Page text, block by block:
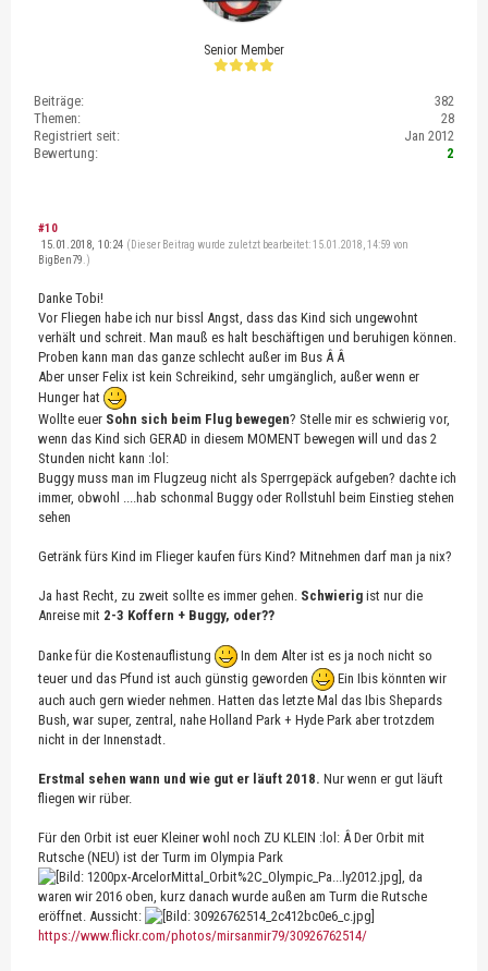
Senior Member
Beiträge:
382
Themen:
28
Registriert seit:
Jan 2012
Bewertung:
2
#10
15.01.2018, 10:24 (Dieser Beitrag wurde zuletzt bearbeitet: 15.01.2018, 14:59 von
BigBen79 .)
Danke Tobi!
Vor Fliegen habe ich nur bissl Angst, dass das Kind sich ungewohnt
verhält und schreit. Man mauß es halt beschäftigen und beruhigen können.
Proben kann man das ganze schlecht außer im Bus Â Â
Aber unser Felix ist kein Schreikind, sehr umgänglich, außer wenn er
Hunger hat
Wollte euer Sohn sich beim Flug bewegen? Stelle mir es schwierig vor,
wenn das Kind sich GERAD in diesem MOMENT bewegen will und das 2
Stunden nicht kann :lol:
Buggy muss man im Flugzeug nicht als Sperrgepäck aufgeben? dachte ich
immer, obwohl ....hab schonmal Buggy oder Rollstuhl beim Einstieg stehen
sehen
Getränk fürs Kind im Flieger kaufen fürs Kind? Mitnehmen darf man ja nix?
Ja hast Recht, zu zweit sollte es immer gehen. Schwierig ist nur die
Anreise mit 2-3 Koffern + Buggy, oder??
Danke für die Kostenauflistung
In dem Alter ist es ja noch nicht so
teuer und das Pfund ist auch günstig geworden
Ein Ibis könnten wir
auch auch gern wieder nehmen. Hatten das letzte Mal das Ibis Shepards
Bush, war super, zentral, nahe Holland Park + Hyde Park aber trotzdem
nicht in der Innenstadt.
Erstmal sehen wann und wie gut er läuft 2018. Nur wenn er gut läuft
fliegen wir rüber.
Für den Orbit ist euer Kleiner wohl noch ZU KLEIN :lol: Â Der Orbit mit
Rutsche (NEU) ist der Turm im Olympia Park
, da
waren wir 2016 oben, kurz danach wurde außen am Turm die Rutsche
eröffnet. Aussicht:
https://www.flickr.com/photos/mirsanmir79/30926762514/